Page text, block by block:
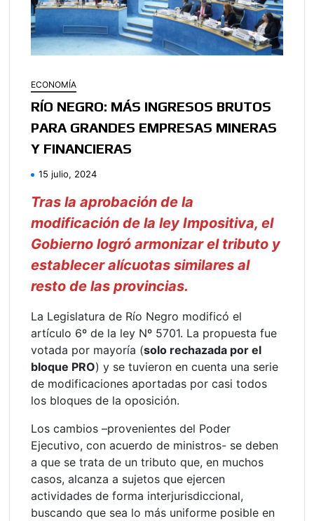
ECONOMÍA
RÍO NEGRO: MÁS INGRESOS BRUTOS
PARA GRANDES EMPRESAS MINERAS
Y FINANCIERAS
15 julio, 2024
Tras la aprobación de la
modificación de la ley Impositiva, el
Gobierno logró armonizar el tributo y
establecer alícuotas similares al
resto de las provincias.
La Legislatura de Río Negro modificó el
artículo 6º de la ley Nº 5701. La propuesta fue
votada por mayoría (solo rechazada por el
bloque PRO) y se tuvieron en cuenta una serie
de modificaciones aportadas por casi todos
los bloques de la oposición.
Los cambios –provenientes del Poder
Ejecutivo, con acuerdo de ministros- se deben
a que se trata de un tributo que, en muchos
casos, alcanza a sujetos que ejercen
actividades de forma interjurisdiccional,
buscando que sea lo más uniforme posible en